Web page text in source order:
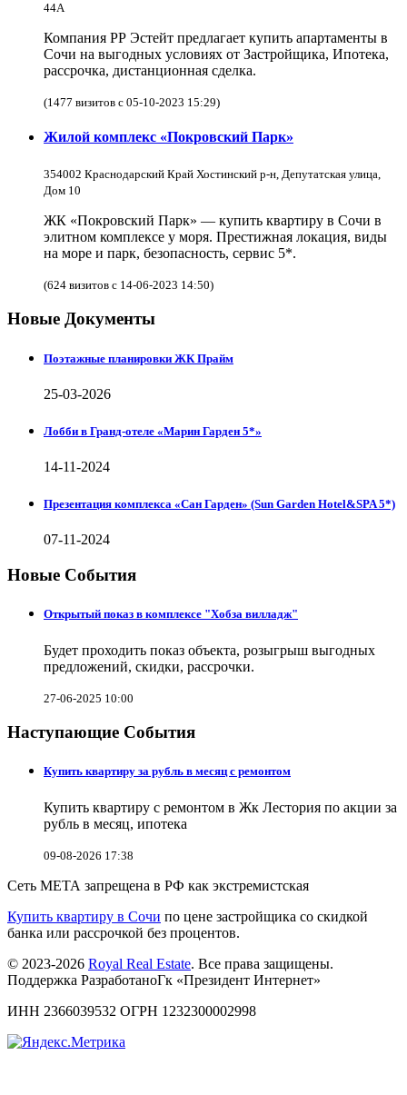
44А
Компания РР Эстейт предлагает купить апартаменты в
Сочи на выгодных условиях от Застройщика, Ипотека,
рассрочка, дистанционная сделка.
(1477 визитов с 05-10-2023 15:29)
Жилой комплекс «Покровский Парк»
354002 Краснодарский Край Хостинский р-н, Депутатская улица,
Дом 10
ЖК «Покровский Парк» — купить квартиру в Сочи в
элитном комплексе у моря. Престижная локация, виды
на море и парк, безопасность, сервис 5*.
(624 визитов с 14-06-2023 14:50)
Новые Документы
Поэтажные планировки ЖК Прайм
25-03-2026
Лобби в Гранд-отеле «Марин Гарден 5*»
14-11-2024
Презентация комплекса «Сан Гарден» (Sun Garden Hotel&SPA 5*)
07-11-2024
Новые События
Открытый показ в комплексе "Хобза вилладж"
Будет проходить показ объекта, розыгрыш выгодных
предложений, скидки, рассрочки.
27-06-2025 10:00
Наступающие События
Купить квартиру за рубль в месяц с ремонтом
Купить квартиру с ремонтом в Жк Лестория по акции за
рубль в месяц, ипотека
09-08-2026 17:38
Сеть МЕТА запрещена в РФ как экстремистская
Купить квартиру в Сочи по цене застройщика со скидкой
банка или рассрочкой без процентов.
© 2023-2026 Royal Real Estate. Все права защищены.
Поддержка РазработаноГк «Президент Интернет»
ИНН 2366039532 ОГРН 1232300002998